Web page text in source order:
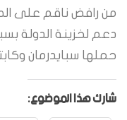
من رافض ناقم على
دعم لخزينة الدولة
حملها سبايدرمان
شارك هذا الموضوع: